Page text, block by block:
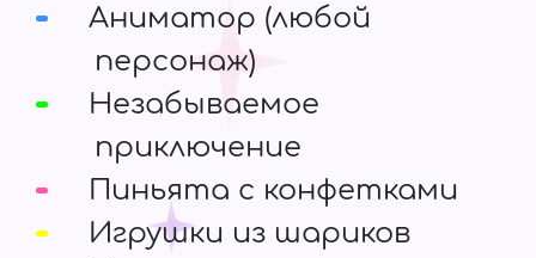
Аниматор (любой
персонаж)
Незабываемое
приключение
Пиньята с конфетками
Игрушки из шариков